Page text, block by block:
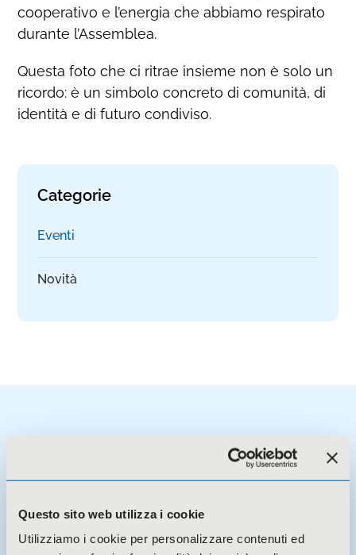
Questo sito web utilizza i cookie
Utilizziamo i cookie per personalizzare contenuti ed
cooperativo e l’energia che abbiamo respirato
durante l’Assemblea.
Questa foto che ci ritrae insieme non è solo un
ricordo: è un simbolo concreto di comunità, di
identità e di futuro condiviso.
Categorie
Eventi
Novità
Potresti essere interessato a